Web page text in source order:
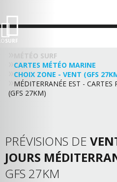
SURF
MÉTÉO SURF
CARTES MÉTÉO MARINE
CHOIX ZONE - VENT (GFS
MÉDITERRANÉE EST - CARTES
(GFS 27KM)
PRÉVISIONS DE
JOURS
GFS 27KM